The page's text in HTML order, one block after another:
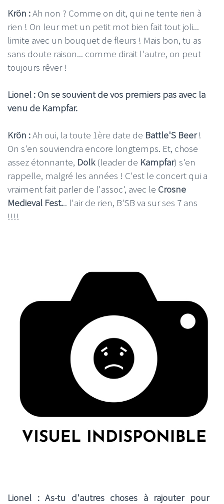
Krön :Ah non ? Comme on dit, qui ne tente rien à
rien ! On leur met un petit mot bien fait tout joli...
limite avec un bouquet de fleurs ! Mais bon, tu as
sans doute raison... comme dirait l'autre, on peut
toujours rêver !
Lionel : On se souvient de vos premiers pas avec la
venu de Kampfar.
Krön :Ah oui, la toute 1ère date de Battle'S Beer!
On s'en souviendra encore longtemps. Et, chose
assez étonnante, Dolk(leader de Kampfar) s'en
rappelle, malgré les années ! C'est le concert qui a
vraiment fait parler de l'assoc', avec le Crosne
Medieval Fest... l'air de rien, B'SB va sur ses 7 ans
!!!!
Lionel : As-tu d'autres choses à rajouter pour